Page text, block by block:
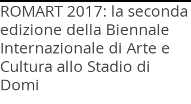
ROMART 2017: la seconda
edizione della Biennale
Internazionale di Arte e
Cultura allo Stadio di
Domi